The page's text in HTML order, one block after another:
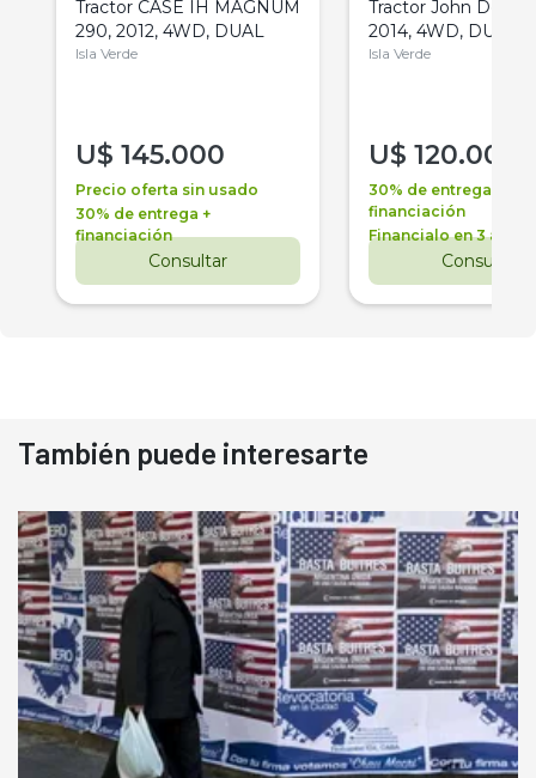
Tractor CASE IH MAGNUM
290, 2012, 4WD, DUAL
Isla Verde
U$ 145.000
Precio oferta sin usado
30% de entrega +
financiación
Consultar
Tractor John Deere
2014, 4WD, DUAL
Isla Verde
U$ 120.000
30% de entrega +
financiación
Financialo en 3 años
Consultar
También puede interesarte